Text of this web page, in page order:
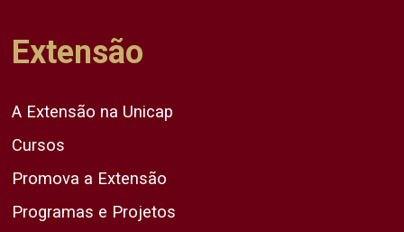
Extensão
A Extensão na Unicap
Cursos
Promova a Extensão
Programas e Projetos